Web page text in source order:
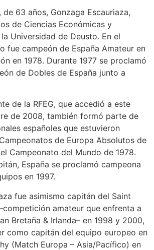
63 años, Gonzaga Escauriaza,
de Ciencias Económicas y
Universidad de Deusto. En el
fue campeón de España Amateur en
en 1978. Durante 1977 se proclamó
de Dobles de España junto a
de la RFEG, que accedió a este
de 2008, también formó parte de
españoles que estuvieron
de Europa Absolutos de
Campeonato del Mundo de 1978.
España se proclamó campeona
en 1997.
fue asimismo capitán del Saint
amateur que enfrenta a
Bretaña & Irlanda– en 1998 y 2000,
como capitán del equipo europeo en
(Match Europa – Asia/Pacífico) en